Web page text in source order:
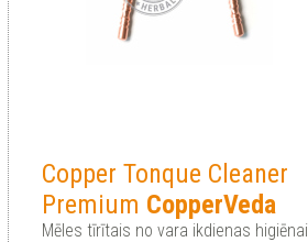
Copper Tonque Cleaner
Premium CopperVeda
Mēles tīrītais no vara ikdienas higiēnai